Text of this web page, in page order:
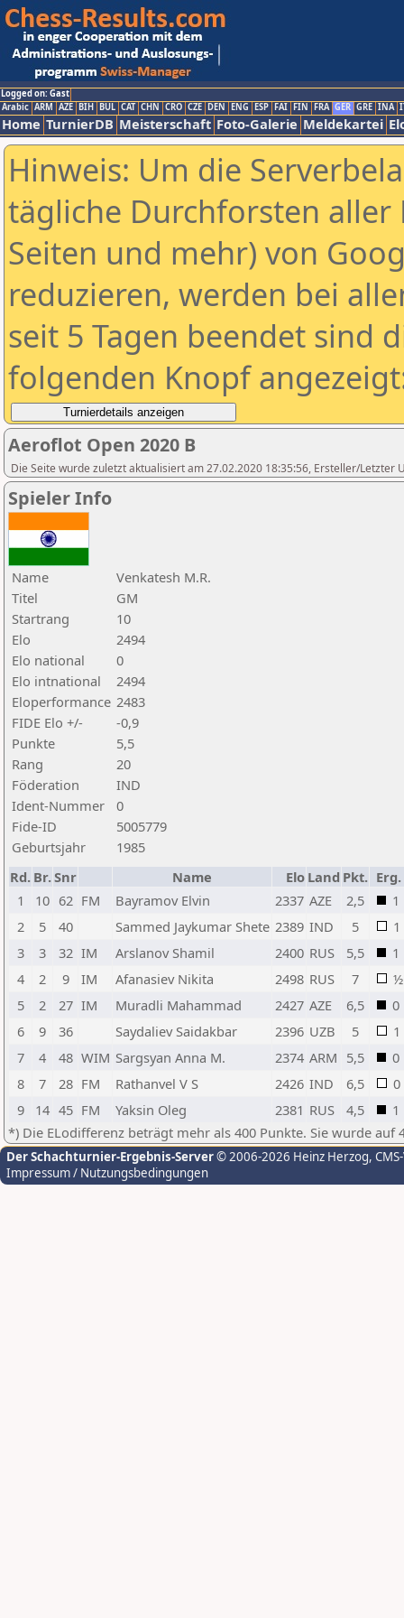
Logged on: Gast
Arabic ARM AZE BIH BUL CAT CHN CRO CZE DEN ENG ESP FAI FIN FRA GER GRE INA
Home TurnierDB Meisterschaft Foto-Galerie Meldekartei
Hinweis: Um die
tägliche Durchforsten aller
Seiten und mehr) von
reduzieren, werden bei
seit 5 Tagen beendet sind
folgenden Knopf
Aeroflot Open 2020 B
Die Seite wurde zuletzt aktualisiert am 27.02.2020 18:35:56, Ersteller/Letzter
Spieler Info
Name
Venkatesh M.R.
Titel
GM
Startrang
10
Elo
2494
Elo national
0
Elo intnational
2494
Eloperformance 2483
FIDE Elo +/-
-0,9
Punkte
5,5
Rang
20
Föderation
IND
Ident-Nummer
0
Fide-ID
5005779
Geburtsjahr
1985
Rd. Br.Snr Name Elo Land Pkt. Erg.
1
10 62 FM Bayramov Elvin 2337 AZE 2,5
1
2
5 40 Sammed Jaykumar Shete 2389 IND 5
1
3
3 32 IM Arslanov Shamil 2400 RUS 5,5
1
4
2 9 IM Afanasiev Nikita 2498 RUS 7
½
5
2 27 IM Muradli Mahammad 2427 AZE 6,5
0
6
9 36 Saydaliev Saidakbar 2396 UZB 5
1
7
4 48 WIM Sargsyan Anna M. 2374 ARM 5,5
0
8
7 28 FM Rathanvel V S 2426 IND 6,5
0
9
14 45 FM Yaksin Oleg 2381 RUS 4,5
1
*) Die ELodifferenz beträgt mehr als 400 Punkte. Sie wurde auf
Der Schachturnier-Ergebnis-Server© 2006-2026 Heinz Herzog,
Impressum / Nutzungsbedingungen